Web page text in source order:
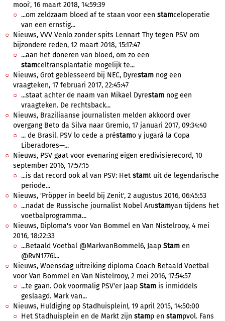
mooi', 16 maart 2018, 14:59:39
...om zeldzaam bloed af te staan voor een stamceloperatie
van een ernstig...
Nieuws, VVV Venlo zonder spits Lennart Thy tegen PSV om
bijzondere reden, 12 maart 2018, 15:17:47
...aan het doneren van bloed, om zo een
stamceltransplantatie mogelijk te...
Nieuws, Grot geblesseerd bij NEC, Dyrestam nog een
vraagteken, 17 februari 2017, 22:45:47
...staat achter de naam van Mikael Dyrestam nog een
vraagteken. De rechtsback...
Nieuws, Braziliaanse journalisten melden akkoord over
overgang Beto da Silva naar Gremio, 17 januari 2017, 09:34:40
... de Brasil. PSV lo cede a préstamo y jugará la Copa
Liberadores—...
Nieuws, PSV gaat voor evenaring eigen eredivisierecord, 10
september 2016, 17:57:15
...is dat record ook al van PSV: Het stamt uit de legendarische
periode...
Nieuws, 'Pröpper in beeld bij Zenit', 2 augustus 2016, 06:45:53
...nadat de Russische journalist Nobel Arustamyan tijdens het
voetbalprogramma...
Nieuws, Diploma's voor Van Bommel en Van Nistelrooy, 4 mei
2016, 18:22:33
...Betaald Voetbal @MarkvanBommel6, Jaap Stam en
@RvN1776!...
Nieuws, Woensdag uitreiking diploma Coach Betaald Voetbal
voor Van Bommel en Van Nistelrooy, 2 mei 2016, 17:54:57
...te gaan. Ook voormalig PSV'er Jaap Stam is inmiddels
geslaagd. Mark van...
Nieuws, Huldiging op Stadhuisplein!, 19 april 2015, 14:50:00
Het Stadhuisplein en de Markt zijn stamp en stampvol. Fans